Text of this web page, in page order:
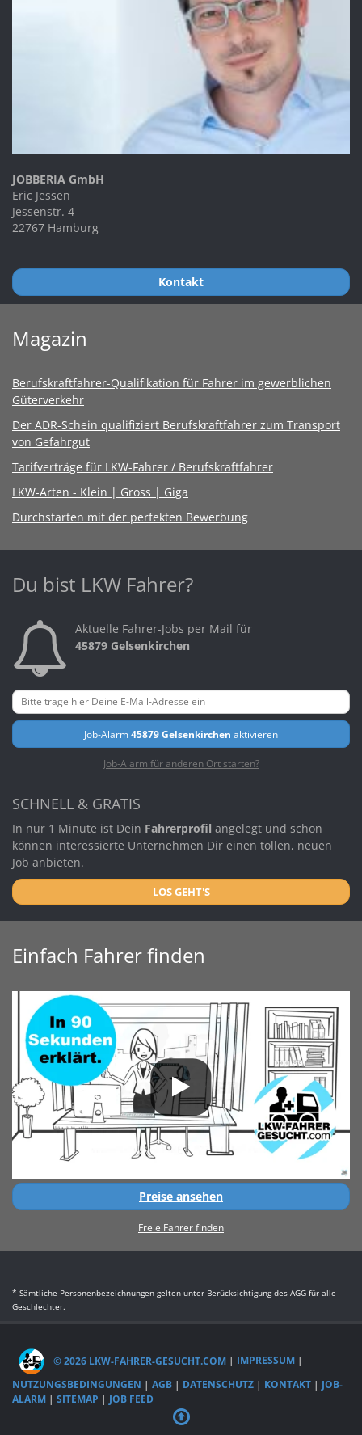
JOBBERIA GmbH
Eric Jessen
Jessenstr. 4
22767 Hamburg
Kontakt
Magazin
Berufskraftfahrer-Qualifikation für Fahrer im gewerblichen
Güterverkehr
Der ADR-Schein qualifiziert Berufskraftfahrer zum Transport
von Gefahrgut
Tarifverträge für LKW-Fahrer / Berufskraftfahrer
LKW-Arten - Klein | Gross | Giga
Durchstarten mit der perfekten Bewerbung
Du bist LKW Fahrer?
Aktuelle Fahrer-Jobs per Mail für
45879 Gelsenkirchen
Job-Alarm45879 Gelsenkirchen aktivieren
Job-Alarm für anderen Ort starten?
SCHNELL & GRATIS
In nur 1 Minute ist Dein Fahrerprofil angelegt und schon
können interessierte Unternehmen Dir einen tollen, neuen
Job anbieten.
LOS GEHT'S
Einfach Fahrer finden
Preise ansehen
Freie Fahrer finden
* Sämtliche Personenbezeichnungen gelten unter Berücksichtigung des AGG für alle
Geschlechter.
© 2026 LKW-FAHRER-GESUCHT.COM | IMPRESSUM |
NUTZUNGSBEDINGUNGEN | AGB | DATENSCHUTZ | KONTAKT | JOB-
ALARM | SITEMAP | JOB FEED